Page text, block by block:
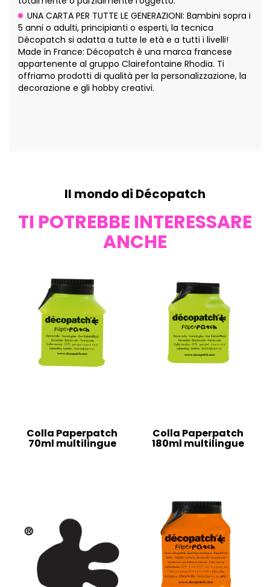
UNA CARTA PER TUTTE LE GENERAZIONI: Bambini sopra i
5 anni o adulti, principianti o esperti, la tecnica
Décopatch si adatta a tutte le età e a tutti i livelli!
Made in France: Décopatch è una marca francese
appartenente al gruppo Clairefontaine Rhodia. Ti
offriamo prodotti di qualità per la personalizzazione, la
decorazione e gli hobby creativi.
Il mondo di Décopatch
TI POTREBBE INTERESSARE
ANCHE
Colla Paperpatch
70ml multilingue
Colla Paperpatch
180ml multilingue